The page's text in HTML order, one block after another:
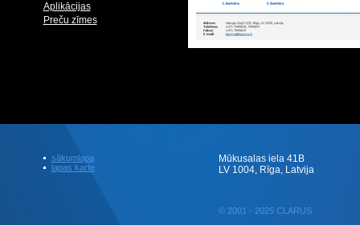
Aplikācijas
Preču zīmes
sākumlapa
lapas karte
Mūkusalas iela 41B
LV 1004, Rīga, Latvija
© 2001 - 2025 CLARUS